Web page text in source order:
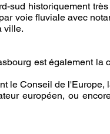
sud historiquement
voie fluviale avec
ville.
est également la
le Conseil de l'Europe,
européen, ou